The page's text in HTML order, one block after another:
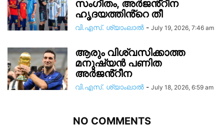
സംഗീതം, അർജൻ്റീന
ഹൃദയത്തിൻ്റെ തീ
വി.എസ്. ശ്യാംലാൽ - July 19, 2026, 7:46 am
ആരും വിശ്വസിക്കാത്ത
മനുഷ്യൻ പണിത
അർജൻ്റീന
വി.എസ്. ശ്യാംലാൽ - July 18, 2026, 6:59 am
NO COMMENTS